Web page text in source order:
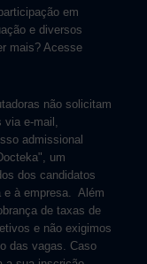
em
e diversos
mais? Acesse
não solicitam
via e-mail,
admissional
um
dos candidatos
e à empresa. Além
de taxas de
e não exigimos
das vagas. Caso